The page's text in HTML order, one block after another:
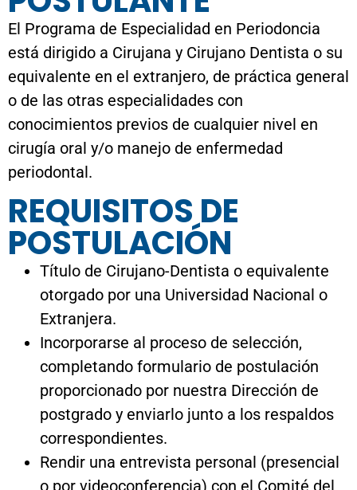
conocimientos previos de cualquier nivel en
cirugía oral y/o manejo de enfermedad
periodontal.
REQUISITOS DE
POSTULACIÓN
Título de Cirujano-Dentista o equivalente
otorgado por una Universidad Nacional o
Extranjera.
Incorporarse al proceso de selección,
completando formulario de postulación
proporcionado por nuestra Dirección de
postgrado y enviarlo junto a los respaldos
correspondientes.
Rendir una entrevista personal (presencial
o por videoconferencia) con el Comité del
Programa. Las rúbricas de selección serán
enviadas al interesado al momento de
proporcionar formulario.
Aprobar proceso de selección.